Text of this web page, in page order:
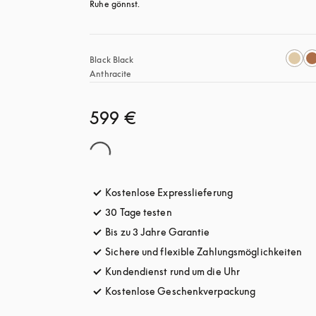
Ruhe gönnst.
Black Black
Anthracite
599 €
Kostenlose Expresslieferungöffnet sich in
30 Tage testen
Bis zu 3 Jahre Garantie
Sichere und flexible Zahlungsmöglichkeiten
Kundendienst rund um die Uhr
Kostenlose Geschenkverpackung